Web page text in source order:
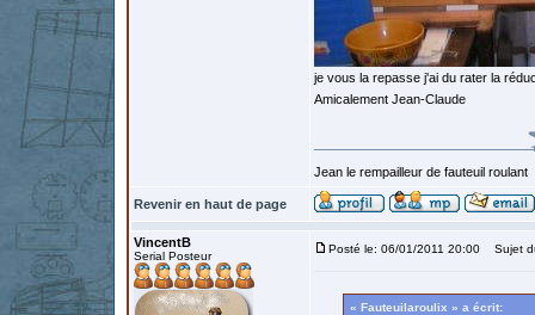
je vous la repasse j'ai du rater la
Amicalement Jean-Claude
Jean le rempailleur de fauteuil roulant
Revenir en haut de page
VincentB
Serial Posteur
Posté le: 06/01/2011 20:00 Sujet
« Fauteuilaroulix » a écrit: